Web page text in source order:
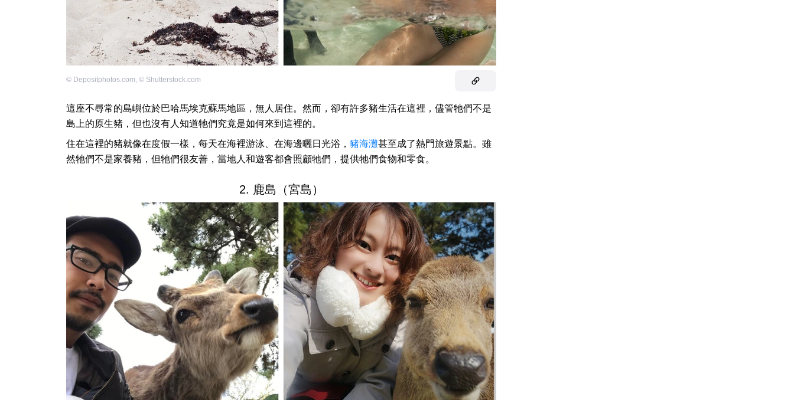
© Depositphotos.com, © Shutterstock.com
這座不尋常的島嶼位於巴哈馬埃克蘇馬地區，無人居住。然而，卻有許多豬生活在這裡，儘管牠們不是
島上的原生豬，但也沒有人知道牠們究竟是如何來到這裡的。
住在這裡的豬就像在度假一樣，每天在海裡游泳、在海邊曬日光浴， 豬海灘甚至成了熱門旅遊景點。雖
然牠們不是家養豬，但牠們很友善，當地人和遊客都會照顧牠們，提供牠們食物和零食。
2. 鹿島（宮島）